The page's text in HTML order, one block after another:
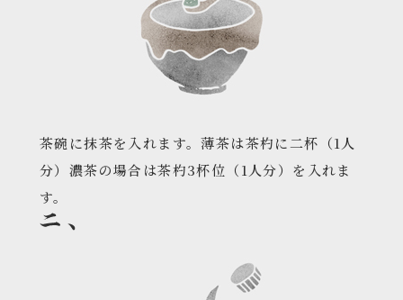
茶碗に抹茶を入れます。薄茶は茶杓に二杯（1人
分）濃茶の場合は茶杓3杯位（1人分）を入れま
す。